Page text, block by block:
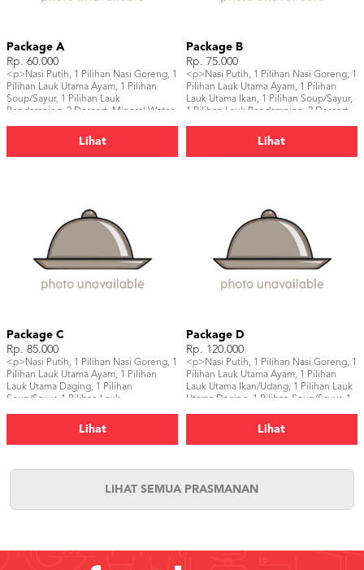
Package A
Rp. 60.000
<p>Nasi Putih, 1 Pilihan Nasi Goreng, 1
Pilihan Lauk Utama Ayam, 1 Pilihan
Soup/Sayur, 1 Pilihan Lauk
Pendamping, 2 Dessert, Mineral Water,
Lihat
Package B
Rp. 75.000
<p>Nasi Putih, 1 Pilihan Nasi Goreng, 1
Pilihan Lauk Utama Ayam, 1 Pilihan
Lauk Utama Ikan, 1 Pilihan Soup/Sayur,
1 Pilihan Lauk Pendamping, 2 Dessert,
Lihat
Package C
Rp. 85.000
<p>Nasi Putih, 1 Pilihan Nasi Goreng, 1
Pilihan Lauk Utama Ayam, 1 Pilihan
Lauk Utama Daging, 1 Pilihan
Soup/Sayur, 1 Pilihan Lauk
Lihat
Package D
Rp. 120.000
<p>Nasi Putih, 1 Pilihan Nasi Goreng, 1
Pilihan Lauk Utama Ayam, 1 Pilihan
Lauk Utama Ikan/Udang, 1 Pilihan Lauk
Utama Daging, 1 Pilihan Soup/Sayur, 1
Salad, 3 Dessert, Pelengkap, 3
Lihat
LIHAT SEMUA PRASMANAN